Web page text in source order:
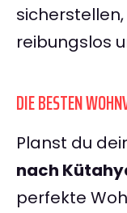
reibungslos
DIE BESTEN
Planst du
nach
perfekte